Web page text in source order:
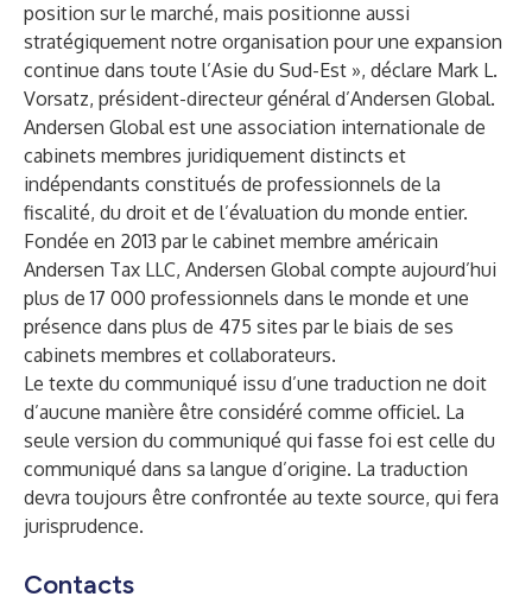
position sur le marché, mais positionne aussi
stratégiquement notre organisation pour une expansion
continue dans toute l’Asie du Sud-Est », déclare Mark L.
Vorsatz, président-directeur général d’Andersen Global.
Andersen Globalest une association internationale de
cabinets membres juridiquement distincts et
indépendants constitués de professionnels de la
fiscalité, du droit et de l’évaluation du monde entier.
Fondée en 2013 par le cabinet membre américain
Andersen Tax LLC, Andersen Global compte aujourd’hui
plus de 17 000 professionnels dans le monde et une
présence dans plus de 475 sites par le biais de ses
cabinets membres et collaborateurs.
Le texte du communiqué issu d’une traduction ne doit
d’aucune manière être considéré comme officiel. La
seule version du communiqué qui fasse foi est celle du
communiqué dans sa langue d’origine. La traduction
devra toujours être confrontée au texte source, qui fera
jurisprudence.
Contacts